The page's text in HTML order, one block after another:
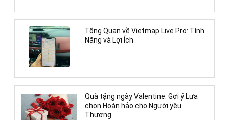
Tổng Quan về Vietmap Live Pro: Tính
Năng và Lợi Ích
Quà tặng ngày Valentine: Gợi ý Lựa
chọn Hoàn hảo cho Người yêu
Thương